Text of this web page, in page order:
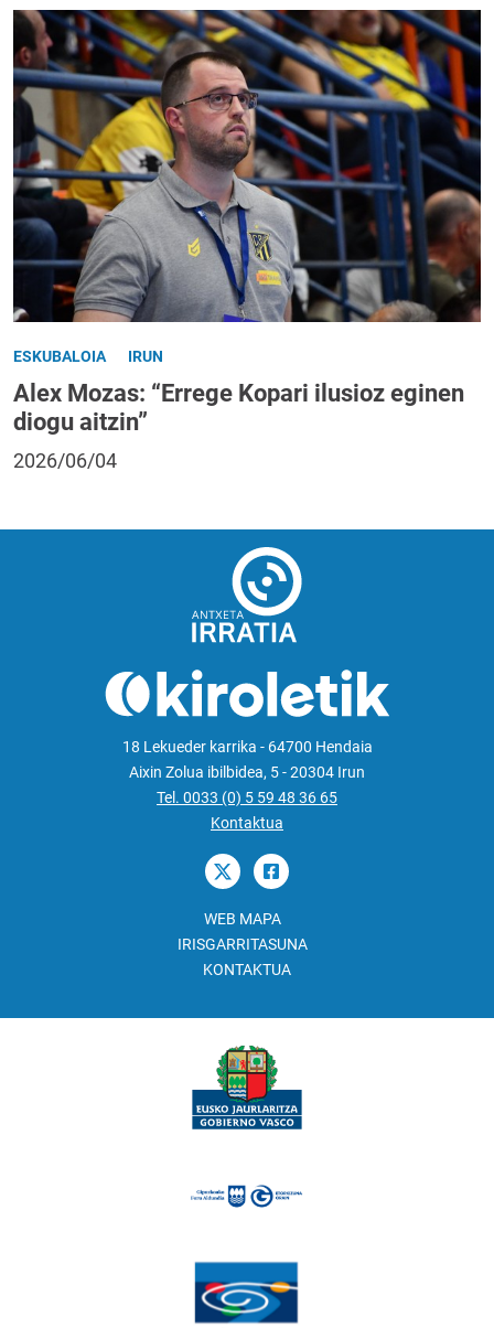
ESKUBALOIA IRUN
Alex Mozas: “Errege Kopari ilusioz eginen
diogu aitzin”
2026/06/04
18 Lekueder karrika - 64700 Hendaia
Aixin Zolua ibilbidea, 5 - 20304 Irun
Tel. 0033 (0) 5 59 48 36 65
Kontaktua
WEB MAPA
IRISGARRITASUNA
KONTAKTUA